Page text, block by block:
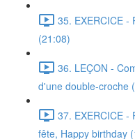
35. EXERCICE -
(21:08)
36. LEÇON -
d'une double-croche
37. EXERCICE -
fête, Happy birthday